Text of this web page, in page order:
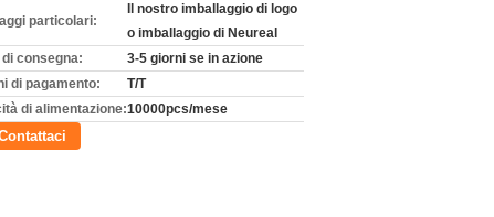
particolari:
Il nostro imballaggio di logo
o imballaggio di Neureal
di consegna:
3-5 giorni se in azione
di pagamento:
T/T
di alimentazione:10000pcs/mese